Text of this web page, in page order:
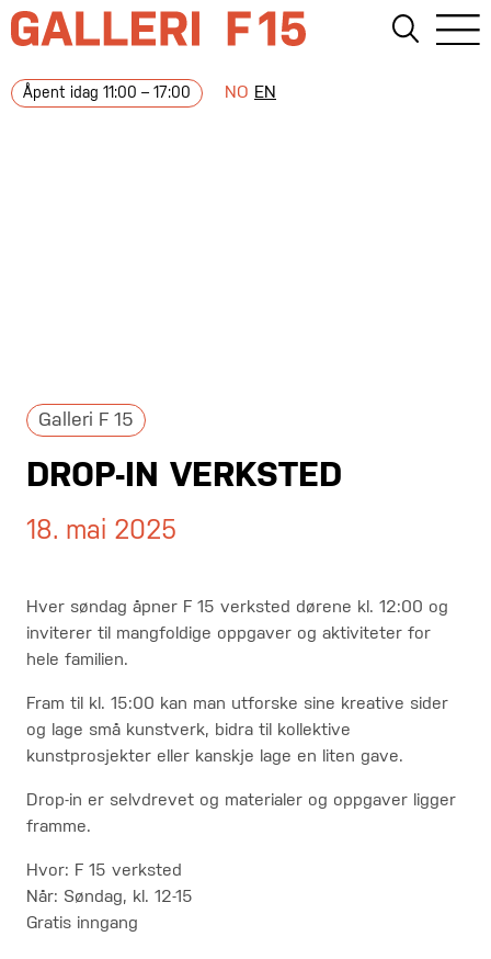
Åpent idag 11:00 – 17:00 NO EN
Galleri F 15
DROP-IN VERKSTED
18. mai 2025
Hver søndag åpner F 15 verksted dørene kl. 12:00 og
inviterer til mangfoldige oppgaver og aktiviteter for
hele familien.
Fram til kl. 15:00 kan man utforske sine kreative sider
og lage små kunstverk, bidra til kollektive
kunstprosjekter eller kanskje lage en liten gave.
Drop-in er selvdrevet og materialer og oppgaver ligger
framme.
Hvor: F 15 verksted
Når: Søndag, kl. 12-15
Gratis inngang